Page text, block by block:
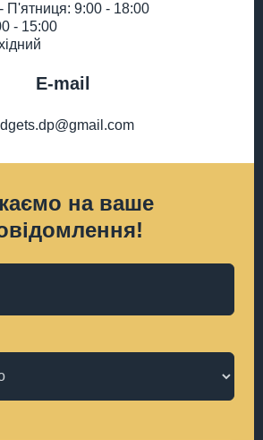
П'ятниця: 9:00 - 18:00
- 15:00
E-mail
на ваше